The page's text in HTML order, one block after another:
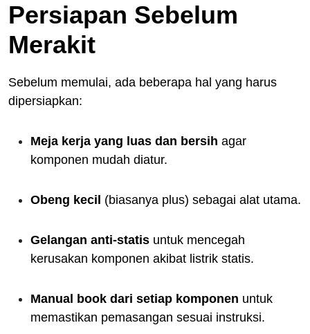
Persiapan Sebelum
Merakit
Sebelum memulai, ada beberapa hal yang harus
dipersiapkan:
Meja kerja yang luas dan bersih agar
komponen mudah diatur.
Obeng kecil (biasanya plus) sebagai alat utama.
Gelangan anti-statis untuk mencegah
kerusakan komponen akibat listrik statis.
Manual book dari setiap komponen untuk
memastikan pemasangan sesuai instruksi.